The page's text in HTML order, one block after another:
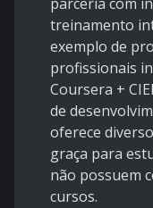
treinamento
exemplo de
profissionais
Coursera +
de
oferece
graça para
não possuem
cursos.